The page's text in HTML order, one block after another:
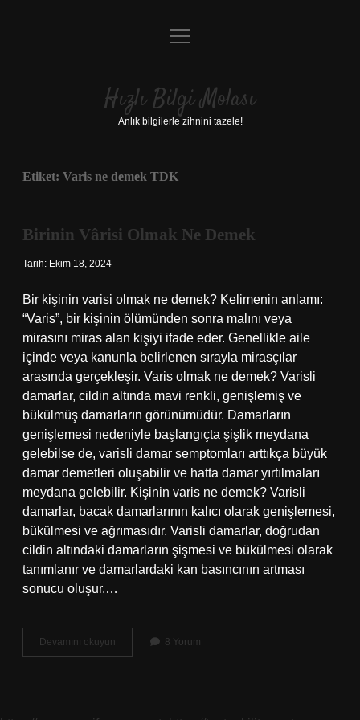
Anasayfa
Yasal Uyarı
menüyü
Hızlı Bilgi Molası
Anlık bilgilerle zihnini tazele!
Etiket: Varis ne demek TDK
Birinin Vârisi Olmak Ne Demek
Tarih: Ekim 18, 2024
Bir kişinin varisi olmak ne demek? Kelimenin anlamı:
“Varis”, bir kişinin ölümünden sonra malını veya
mirasını miras alan kişiyi ifade eder. Genellikle aile
içinde veya kanunla belirlenen sırayla mirasçılar
arasında gerçekleşir. Varis olmak ne demek? Varisli
damarlar, cildin altında mavi renkli, genişlemiş ve
bükülmüş damarların görünümüdür. Damarların
genişlemesi nedeniyle başlangıçta şişlik meydana
gelebilse de, varisli damar semptomları arttıkça büyük
damar demetleri oluşabilir ve hatta damar yırtılmaları
meydana gelebilir. Kişinin varis ne demek? Varisli
damarlar, bacak damarlarının kalıcı olarak genişlemesi,
bükülmesi ve ağrımasıdır. Varisli damarlar, doğrudan
cildin altındaki damarların şişmesi ve bükülmesi olarak
tanımlanır ve damarlardaki kan basıncının artması
sonucu oluşur.…
Devamını okuyun
Vârisi
8 Yorum